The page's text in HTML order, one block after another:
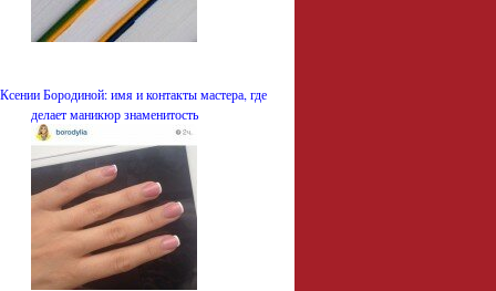
Бородиной: имя и контакты мастера, где
делает маникюр знаменитость